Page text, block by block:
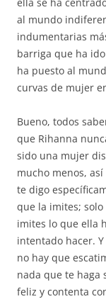
al mundo
indumentarias
barriga que ha
ha puesto al
curvas de mujer
Bueno, todos
que Rihanna
sido una mujer
mucho menos,
te digo
que la imites; solo
imites lo que ella
intentado hacer.
no hay que
nada que te haga
feliz y contenta